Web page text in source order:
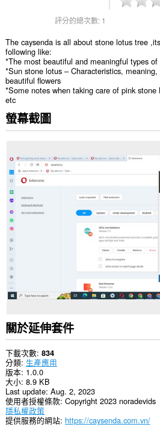
評分的總次數: 1
The caysenda is all about stone lotus tree
following like:
*The most beautiful and meaningful types
*Sun stone lotus – Characteristics,
beautiful flowers
*Some notes when taking care of pink stone
etc
螢幕截圖
關於延伸套件
下載次數 834
分類 生產應用
版本 1.0.0
大小 8.9 KB
Last update Aug. 2, 2023
使用者授權條款 Copyright 2023 noradevids
隱私權政策
提供服務的網站 https://caysenda.com.vn/